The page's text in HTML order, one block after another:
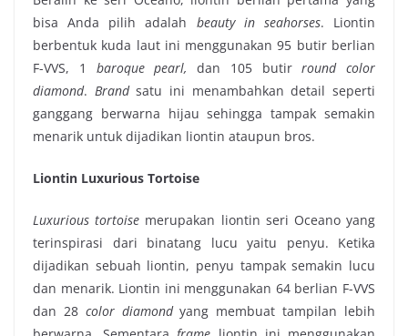
bisa Anda pilih adalah beauty in seahorses. Liontin
berbentuk kuda laut ini menggunakan 95 butir berlian
F-VVS, 1 baroque pearl, dan 105 butirround color
diamond. Brandsatu ini menambahkan detail seperti
ganggang berwarna hijau sehingga tampak semakin
menarik untuk dijadikan liontin ataupun bros.
Liontin Luxurious Tortoise
Luxurious tortoise merupakan liontin seri Oceano yang
terinspirasi dari binatang lucu yaitu penyu. Ketika
dijadikan sebuah liontin, penyu tampak semakin lucu
dan menarik. Liontin ini menggunakan 64 berlian F-VVS
dan 28 color diamondyang membuat tampilan lebih